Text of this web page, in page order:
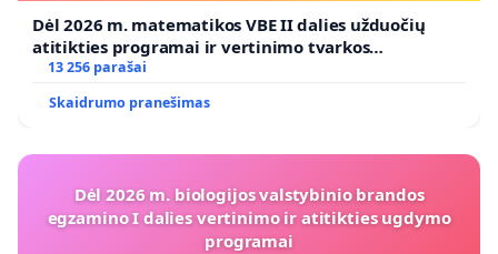
Dėl 2026 m. matematikos VBE II dalies užduočių
atitikties programai ir vertinimo tvarkos
koregavimo
13 256 parašai
Skaidrumo pranešimas
Dėl 2026 m. biologijos valstybinio brandos
egzamino I dalies vertinimo ir atitikties ugdymo
programai